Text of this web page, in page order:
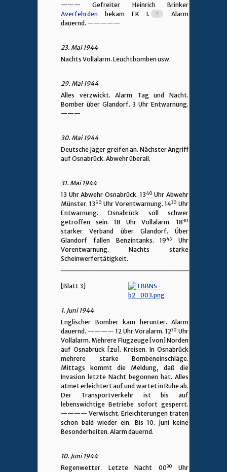
——— Gefreiter Heinrich Brinker
Averfehrden bekam EK I.
Alarm
dauernd. —————
23. Mai 1944
Nachts Vollalarm. Leuchtbomben usw.
29. Mai 1944
Alles verzwickt. Alarm Tag und Nacht.
Bomber über Glandorf. 3 Uhr Entwarnung.
———
30. Mai 1944
Deutsche Jäger greifen an. Nächster Angriff
auf Osnabrück. Abwehr überall.
31. Mai 1944
13 Uhr Abwehr Osnabrück. 1340 Uhr Abwehr
Münster. 1350 Uhr Vorentwarnung. 1430 Uhr
Entwarnung. Osnabrück soll schwer
getroffen sein. 18 Uhr Vollalarm. 1830
starker Verband über Glandorf. Über
Glandorf fallen Benzintanks. 1945
Uhr
Vorentwarnung. Nachts starke
Scheinwerfertätigkeit.
[Blatt 3]
1. Juni 1944
Englischer Bomber kam herunter. Alarm
dauernd. ———— 12 Uhr Voralarm. 1230 Uhr
Vollalarm. Mehrere Flugzeuge [von] Norden
auf Osnabrück [zu]. Kreisen. In Osnabrück
mehrere starke Bombeneinschläge.
Mittags kommt die Meldung, daß die
Invasion letzte Nacht begonnen hat. Alles
atmet erleichtert auf und wartet in Ruhe ab.
Der Transportverkehr ist bis auf
lebenswichtige Betriebe sofort gesperrt.
———— Verwischt. Erleichterungen traten
schon bald wieder ein. Bis 10. Juni keine
Besonderheiten. Alarm dauernd.
10. Juni 1944
Regenwetter. Letzte Nacht 0030
Uhr